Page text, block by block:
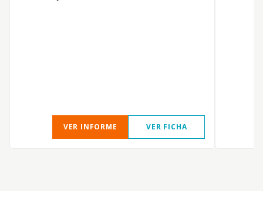
VER INFORME VER FICHA